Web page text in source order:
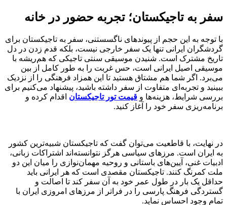
سفر به تاجیکستان؛ تجربه حضور در خانه
با توجه به این حجم از پیوندهای ناگسستنی، سفر به تاجیکستان برای
گردشگران ایرانی تنها یک سفر خارجی نیست، بلکه قدم زدن در دل
تاریخ مشترک است. شنیدن موسیقی سنتی تاجیکی که هم‌ریشه با
موسیقی اصیل ایرانی است، حس غربت را به طور کامل از بین
می‌برد. اگر شما هم مشتاق هستید تا این همزاد فرهنگی را از نزدیک
ببینید و تجربه‌ای متفاوت از سفر داشته باشید، پیشنهاد می‌کنیم برای
بررسی شرایط، هزینه‌ها و قیمت تور تاجیکستان اقدام کرده و
برنامه‌ریزی سفر خود را آغاز کنید.
در نهایت، با قاطعیت می‌توان گفت که تاجیکستان شبیه‌ترین کشور
به ایران است. مرزهای سیاسی هرگز نتوانسته‌اند اشتراکات زبانی،
ادبیات غنی، آیین‌های باستانی و روحیه مهمان‌نوازی را میان این دو
ملت کمرنگ کنند. تاجیکستان مقصدی است که هر ایرانی باید
حداقل یک بار در طول عمر خود به آن سفر کند تا اصالت و
گستردگی فرهنگ پارسی را در فراتر از مرزهای امروزی ایران با
تمام وجود احساس نماید.